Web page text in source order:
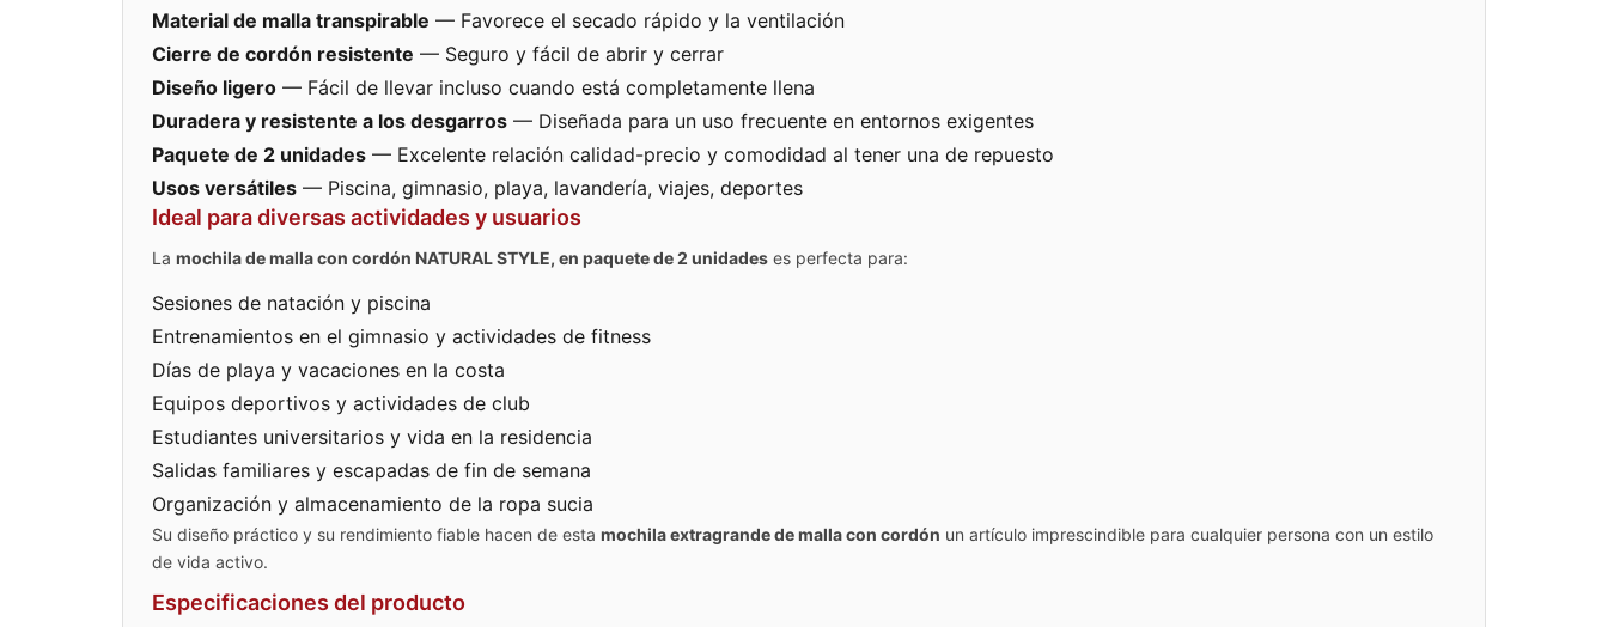
Material de malla transpirable — Favorece el secado rápido y la ventilación
Cierre de cordón resistente — Seguro y fácil de abrir y cerrar
Diseño ligero — Fácil de llevar incluso cuando está completamente llena
Duradera y resistente a los desgarros — Diseñada para un uso frecuente en entornos exigentes
Paquete de 2 unidades — Excelente relación calidad-precio y comodidad al tener una de repuesto
Usos versátiles — Piscina, gimnasio, playa, lavandería, viajes, deportes
Ideal para diversas actividades y usuarios
La mochila de malla con cordón NATURAL STYLE, en paquete de 2 unidades es perfecta para:
Sesiones de natación y piscina
Entrenamientos en el gimnasio y actividades de fitness
Días de playa y vacaciones en la costa
Equipos deportivos y actividades de club
Estudiantes universitarios y vida en la residencia
Salidas familiares y escapadas de fin de semana
Organización y almacenamiento de la ropa sucia
Su diseño práctico y su rendimiento fiable hacen de esta mochila extragrande de malla con cordón un artículo imprescindible para cualquier persona con un estilo
de vida activo.
Especificaciones del producto